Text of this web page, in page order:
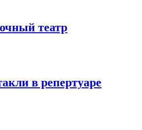
театр
в репертуаре